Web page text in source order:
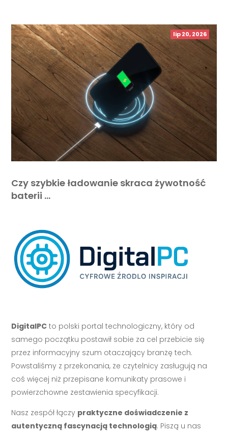
lip 20, 2026
Czy szybkie ładowanie skraca żywotność
baterii …
DigitalPC to polski portal technologiczny, który od
samego początku postawił sobie za cel przebicie się
przez informacyjny szum otaczający branżę tech.
Powstaliśmy z przekonania, że czytelnicy zasługują na
coś więcej niż przepisane komunikaty prasowe i
powierzchowne zestawienia specyfikacji.
Nasz zespół łączy praktyczne doświadczenie z
autentyczną fascynacją technologią. Piszą u nas